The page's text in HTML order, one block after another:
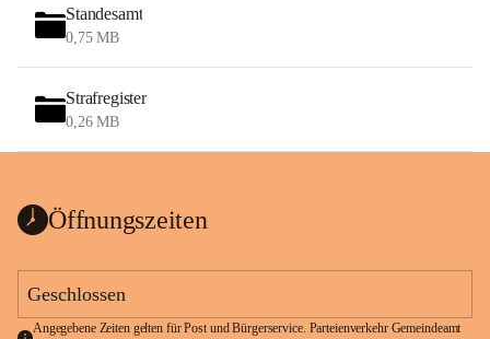
Standesamt
0,75 MB
Strafregister
0,26 MB
Öffnungszeiten
Geschlossen
Angegebene Zeiten gelten für Post und Bürgerservice. Parteienverkehr Gemeindeamt